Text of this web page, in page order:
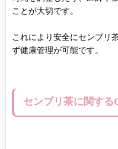
ことが大切です。
これにより安全にセンブリ
ず健康管理が可能です。
センブリ茶に関す